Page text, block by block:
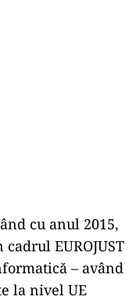
cu anul 2015,
EUROJUST
– având
la nivel UE